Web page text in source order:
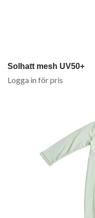
Solhatt mesh UV50+
Logga in för pris